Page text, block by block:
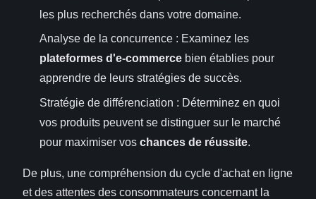
les plus recherchés dans votre domaine.
Analyse de la concurrence : Examinez les
plateformes d'e-commerce bien établies pour
apprendre de leurs stratégies de succès.
Stratégie de différenciation : Déterminez en quoi
vos produits peuvent se distinguer sur le marché
pour maximiser vos chances de réussite.
De plus, une compréhension du cycle d'achat en ligne
et des attentes des consommateurs concernant la